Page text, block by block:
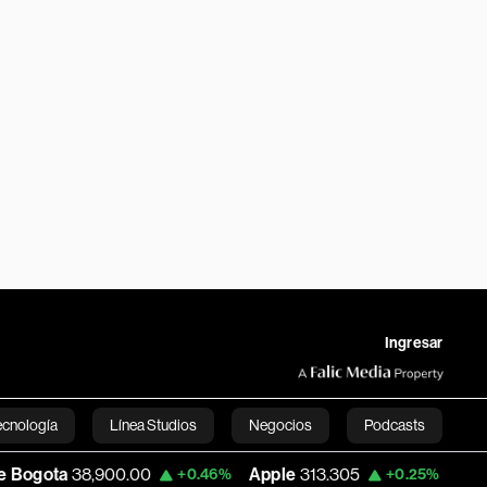
Ingresar
Línea Studios Negocios Podcasts
English+0.46% Apple 313.305 +0.25% USD COP